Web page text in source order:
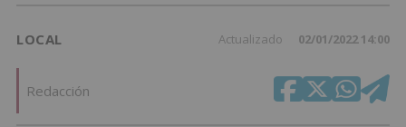
LOCAL Actualizado 02/01/2022 14:00
Redacción